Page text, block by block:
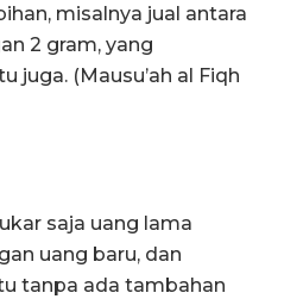
misalnya jual antara
2 gram, yang
juga. (Mausu’ah al Fiqh
saja uang lama
uang baru, dan
tanpa ada tambahan